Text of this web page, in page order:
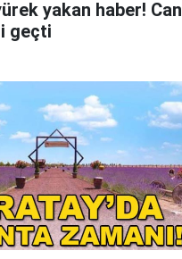
yakan haber! Can
geçti